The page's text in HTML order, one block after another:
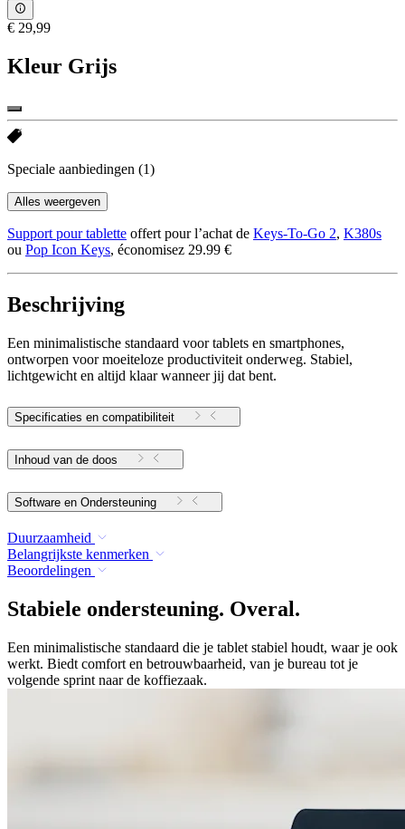
€ 29,99
Kleur Grijs
Speciale aanbiedingen (1)
Alles weergeven
Support pour tablette offert pour l’achat de Keys-To-Go 2, K380s
ou Pop Icon Keys, économisez 29.99 €
Beschrijving
Een minimalistische standaard voor tablets en smartphones,
ontworpen voor moeiteloze productiviteit onderweg. Stabiel,
lichtgewicht en altijd klaar wanneer jij dat bent.
Specificaties en compatibiliteit
Inhoud van de doos
Software en Ondersteuning
Duurzaamheid
Belangrijkste kenmerken
Beoordelingen
Stabiele ondersteuning. Overal.
Een minimalistische standaard die je tablet stabiel houdt, waar je ook
werkt. Biedt comfort en betrouwbaarheid, van je bureau tot je
volgende sprint naar de koffiezaak.